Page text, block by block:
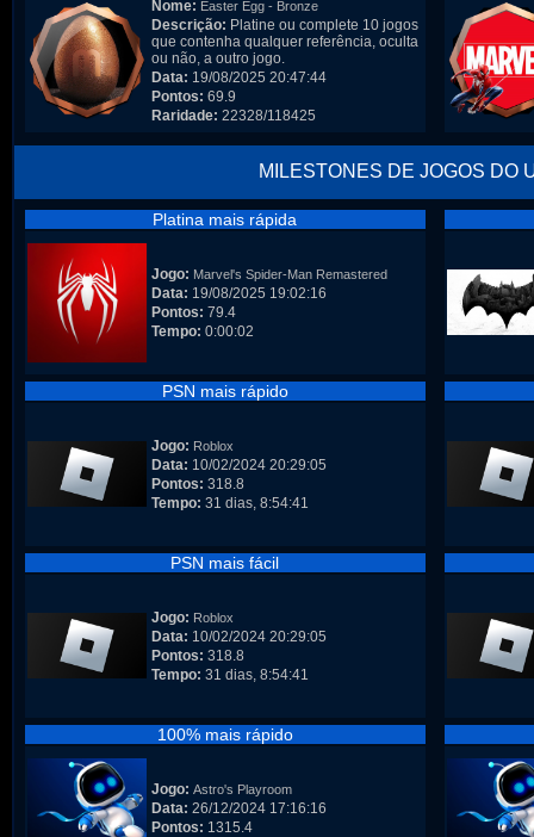
Nome: Easter Egg - Bronze
Descrição: Platine ou complete 10 jogos
que contenha qualquer referência, oculta
ou não, a outro jogo.
Data: 19/08/2025 20:47:44
Pontos: 69.9
Raridade: 22328/118425
MILESTONES DE JOGOS DO
Platina mais rápida
Jogo: Marvel's Spider-Man Remastered
Data: 19/08/2025 19:02:16
Pontos: 79.4
Tempo: 0:00:02
PSN mais rápido
Jogo: Roblox
Data: 10/02/2024 20:29:05
Pontos: 318.8
Tempo: 31 dias, 8:54:41
PSN mais fácil
Jogo: Roblox
Data: 10/02/2024 20:29:05
Pontos: 318.8
Tempo: 31 dias, 8:54:41
100% mais rápido
Jogo: Astro's Playroom
Data: 26/12/2024 17:16:16
Pontos: 1315.4